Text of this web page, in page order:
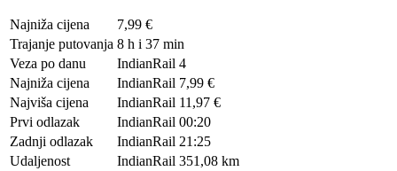
Najniža cijena
7,99 €
Trajanje putovanja 8 h i 37 min
Veza po danu
IndianRail 4
Najniža cijena
IndianRail 7,99 €
Najviša cijena
IndianRail 11,97 €
Prvi odlazak
IndianRail 00:20
Zadnji odlazak
IndianRail 21:25
Udaljenost
IndianRail 351,08 km